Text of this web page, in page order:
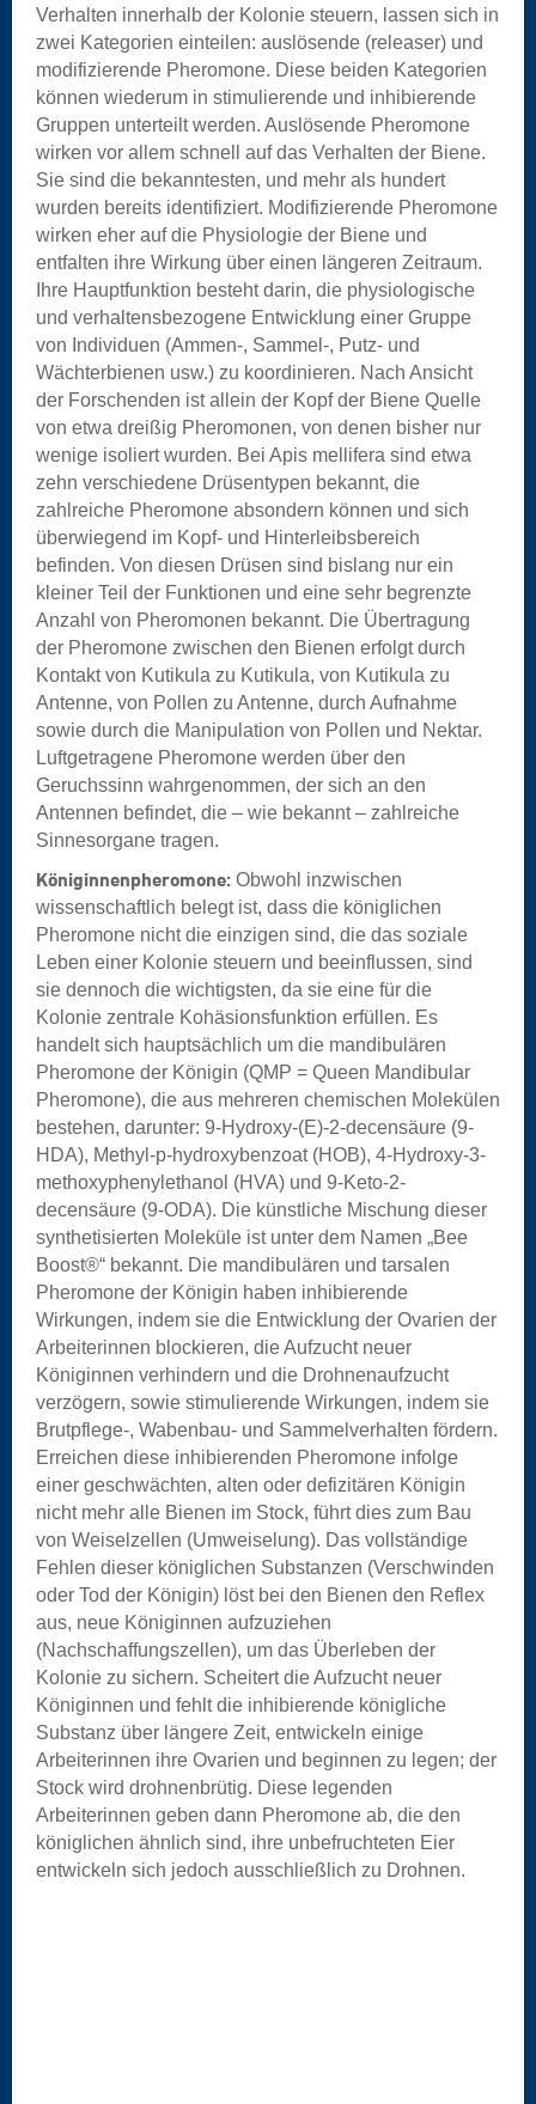
Verhalten innerhalb der Kolonie steuern, lassen sich in
zwei Kategorien einteilen: auslösende (releaser) und
modifizierende Pheromone. Diese beiden Kategorien
können wiederum in stimulierende und inhibierende
Gruppen unterteilt werden. Auslösende Pheromone
wirken vor allem schnell auf das Verhalten der Biene.
Sie sind die bekanntesten, und mehr als hundert
wurden bereits identifiziert. Modifizierende Pheromone
wirken eher auf die Physiologie der Biene und
entfalten ihre Wirkung über einen längeren Zeitraum.
Ihre Hauptfunktion besteht darin, die physiologische
und verhaltensbezogene Entwicklung einer Gruppe
von Individuen (Ammen-, Sammel-, Putz- und
Wächterbienen usw.) zu koordinieren. Nach Ansicht
der Forschenden ist allein der Kopf der Biene Quelle
von etwa dreißig Pheromonen, von denen bisher nur
wenige isoliert wurden. Bei Apis mellifera sind etwa
zehn verschiedene Drüsentypen bekannt, die
zahlreiche Pheromone absondern können und sich
überwiegend im Kopf- und Hinterleibsbereich
befinden. Von diesen Drüsen sind bislang nur ein
kleiner Teil der Funktionen und eine sehr begrenzte
Anzahl von Pheromonen bekannt. Die Übertragung
der Pheromone zwischen den Bienen erfolgt durch
Kontakt von Kutikula zu Kutikula, von Kutikula zu
Antenne, von Pollen zu Antenne, durch Aufnahme
sowie durch die Manipulation von Pollen und Nektar.
Luftgetragene Pheromone werden über den
Geruchssinn wahrgenommen, der sich an den
Antennen befindet, die – wie bekannt – zahlreiche
Sinnesorgane tragen.
Königinnenpheromone: Obwohl inzwischen
wissenschaftlich belegt ist, dass die königlichen
Pheromone nicht die einzigen sind, die das soziale
Leben einer Kolonie steuern und beeinflussen, sind
sie dennoch die wichtigsten, da sie eine für die
Kolonie zentrale Kohäsionsfunktion erfüllen. Es
handelt sich hauptsächlich um die mandibulären
Pheromone der Königin (QMP = Queen Mandibular
Pheromone), die aus mehreren chemischen Molekülen
bestehen, darunter: 9-Hydroxy-(E)-2-decensäure (9-
HDA), Methyl-p-hydroxybenzoat (HOB), 4-Hydroxy-3-
methoxyphenylethanol (HVA) und 9-Keto-2-
decensäure (9-ODA). Die künstliche Mischung dieser
synthetisierten Moleküle ist unter dem Namen „Bee
Boost®“ bekannt. Die mandibulären und tarsalen
Pheromone der Königin haben inhibierende
Wirkungen, indem sie die Entwicklung der Ovarien der
Arbeiterinnen blockieren, die Aufzucht neuer
Königinnen verhindern und die Drohnenaufzucht
verzögern, sowie stimulierende Wirkungen, indem sie
Brutpflege-, Wabenbau- und Sammelverhalten fördern.
Erreichen diese inhibierenden Pheromone infolge
einer geschwächten, alten oder defizitären Königin
nicht mehr alle Bienen im Stock, führt dies zum Bau
von Weiselzellen (Umweiselung). Das vollständige
Fehlen dieser königlichen Substanzen (Verschwinden
oder Tod der Königin) löst bei den Bienen den Reflex
aus, neue Königinnen aufzuziehen
(Nachschaffungszellen), um das Überleben der
Kolonie zu sichern. Scheitert die Aufzucht neuer
Königinnen und fehlt die inhibierende königliche
Substanz über längere Zeit, entwickeln einige
Arbeiterinnen ihre Ovarien und beginnen zu legen; der
Stock wird drohnenbrütig. Diese legenden
Arbeiterinnen geben dann Pheromone ab, die den
königlichen ähnlich sind, ihre unbefruchteten Eier
entwickeln sich jedoch ausschließlich zu Drohnen.